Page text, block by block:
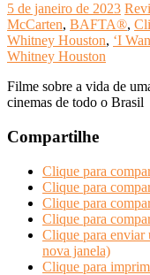
5 de janeiro de 2023
McCarten, BAFTA®,
Whitney Houston, ‘I
Whitney Houston
Filme sobre a vida de
cinemas de todo o
Compartilhe
Clique para
Clique para
Clique para
Clique para
Clique para enviar
nova janela)
Clique para